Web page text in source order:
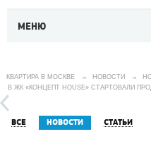
МЕНЮ
КВАРТИРА В МОСКВЕ → НОВОСТИ →
В ЖК «КОНЦЕПТ HOUSE» СТАРТОВАЛИ
ВСЕ НОВОСТИ СТАТЬИ